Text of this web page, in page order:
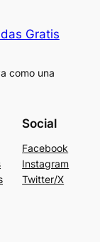
Gratis
como una
Social
Facebook
Instagram
Twitter/X